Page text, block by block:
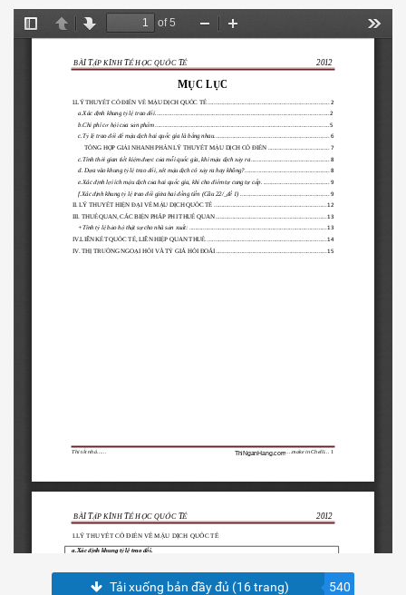
Tải xuống bản đầy đủ (16 trang) 540